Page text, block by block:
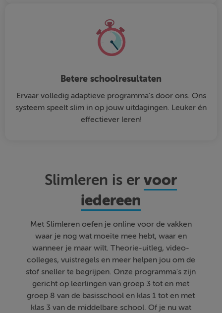
Betere schoolresultaten
Ervaar volledig adaptieve programma's door ons. Ons
systeem speelt slim in op jouw uitdagingen. Leuker én
effectiever leren!
Slimleren is ervoor
iedereen
Met Slimleren oefen je online voor de vakken
waar je nog wat moeite mee hebt, waar en
wanneer je maar wilt. Theorie-uitleg, video-
colleges, vuistregels en meer helpen jou om de
stof sneller te begrijpen. Onze programma's zijn
gericht op leerlingen van groep 3 tot en met
groep 8 van de basisschool en klas 1 tot en met
klas 3 van de middelbare school. Of je nu wat